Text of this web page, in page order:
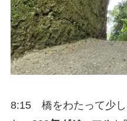
8:15 橋をわたって少